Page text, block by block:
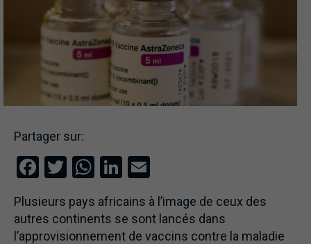
Partager sur:
Facebook
Twitter
WhatsApp
LinkedIn
Plusieurs pays africains à l’image de ceux des
autres continents se sont lancés dans
l’approvisionnement de vaccins contre la maladie